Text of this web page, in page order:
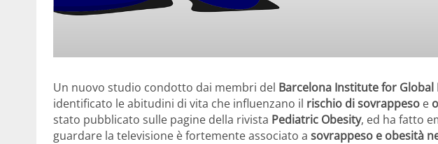
Un nuovo studio condotto dai membri del Barcelona Institute for Global
identificato le abitudini di vita che influenzano il rischio di sovrappeso e
stato pubblicato sulle pagine della rivista Pediatric Obesity, ed ha fatto
guardare la televisione è fortemente associato a sovrappeso e obesità